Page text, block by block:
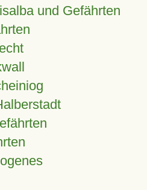
und Gefährten